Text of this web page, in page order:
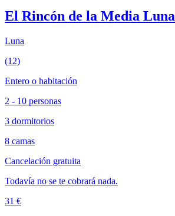
El Rincón de la Media Luna
Luna
(12)
Entero o habitación
2 - 10 personas
3 dormitorios
8 camas
Cancelación gratuita
Todavía no se te cobrará nada.
31 €